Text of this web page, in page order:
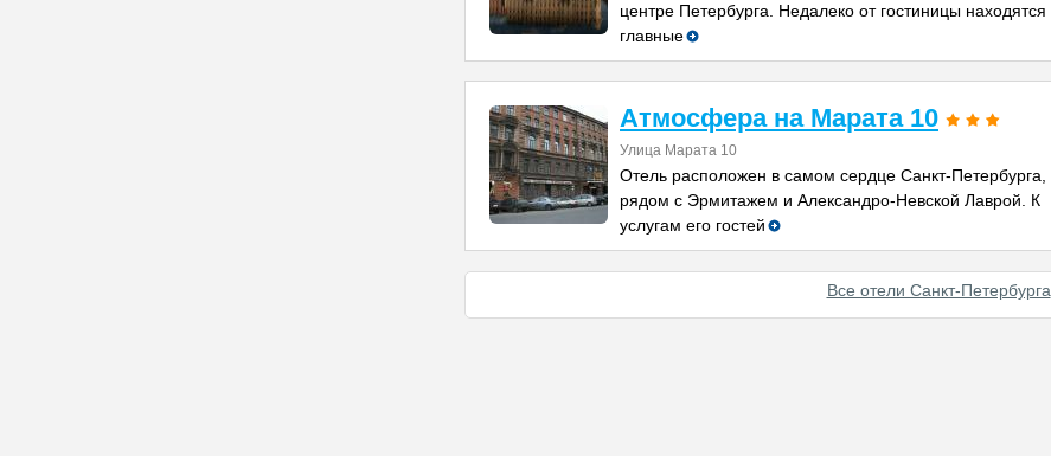
центре Петербурга. Недалеко от гостиницы находятся
главные
Атмосфера на Марата 10
Улица Марата 10
Отель расположен в самом сердце Санкт-Петербурга,
рядом с Эрмитажем и Александро-Невской Лаврой. К
услугам его гостей
Все отели Санкт-Петербурга